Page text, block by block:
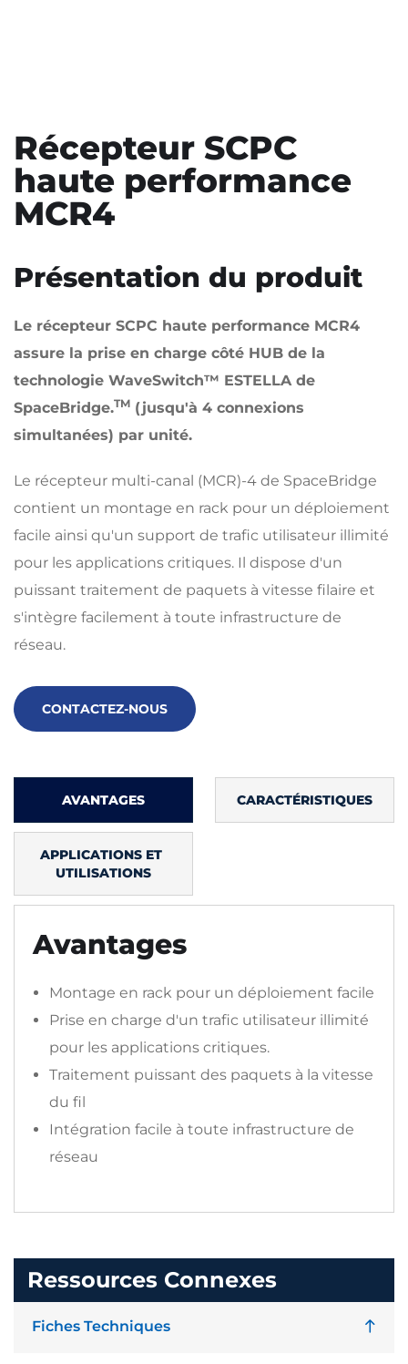
Récepteur SCPC
haute performance
MCR4
Présentation du produit
Le récepteur SCPC haute performance MCR4
assure la prise en charge côté HUB de la
technologie WaveSwitch™ ESTELLA de
SpaceBridge.TM (jusqu'à 4 connexions
simultanées) par unité.
Le récepteur multi-canal (MCR)-4 de SpaceBridge
contient un montage en rack pour un déploiement
facile ainsi qu'un support de trafic utilisateur illimité
pour les applications critiques. Il dispose d'un
puissant traitement de paquets à vitesse filaire et
s'intègre facilement à toute infrastructure de
réseau.
CONTACTEZ-NOUS
AVANTAGES CARACTÉRISTIQUES
APPLICATIONS ET
UTILISATIONS
Avantages
Montage en rack pour un déploiement facile
Prise en charge d'un trafic utilisateur illimité
pour les applications critiques.
Traitement puissant des paquets à la vitesse
du fil
Intégration facile à toute infrastructure de
réseau
Ressources Connexes
Fiches Techniques